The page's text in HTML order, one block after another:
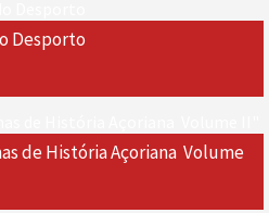
Desporto
de História Açoriana  Volume